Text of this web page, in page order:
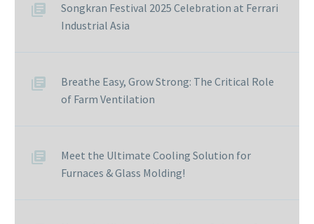
Songkran Festival 2025 Celebration at Ferrari
Industrial Asia
Breathe Easy, Grow Strong: The Critical Role
of Farm Ventilation
Meet the Ultimate Cooling Solution for
Furnaces & Glass Molding!